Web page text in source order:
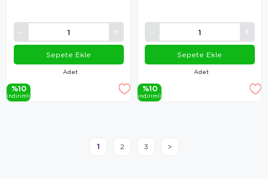
Adet
Sepete Ekle
%10
i̇ndi̇ri̇mli̇
Adet
Sepete Ekle
%10
i̇ndi̇ri̇mli̇
1 2 3 >